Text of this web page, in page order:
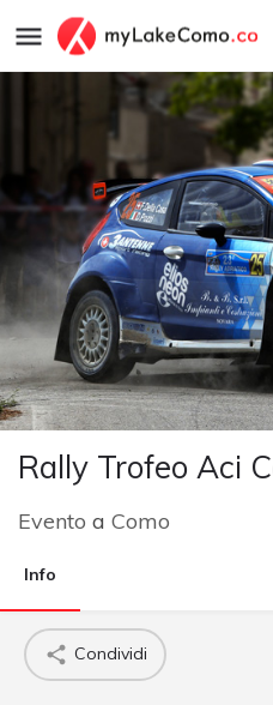
Rally Trofeo Aci
Evento a Como
Info
Condividi